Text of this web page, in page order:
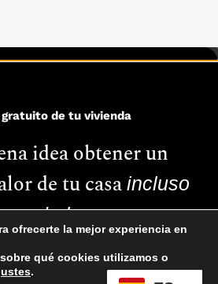
ofrecerte la mejor experiencia en
qué cookies utilizamos o
.
de tu vivienda
idea obtener un
de tu casa incluso